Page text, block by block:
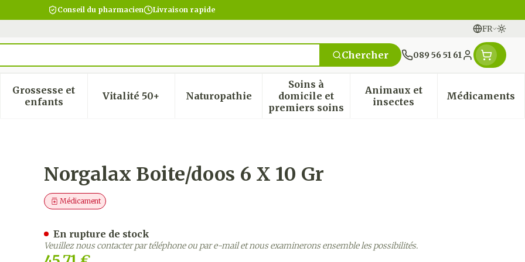
Conseil du pharmacien Livraison rapide
FR
Langues
Chercher 089 56 51 61
Menu client
catégorie Beauté, soins et hygiène
sous-menu pour la catégorie Régime, alimentation & vitamines
Grossesse et
enfantsAfficher le sous-menu pour la catégorie Grossesse et enfants
Vitalité 50+Afficher le sous-menu pour la catégorie Vitalité 50+
NaturopathieAfficher le sous-menu pour la catégorie Naturopathie
Soins à
domicile et
premiers soins
Afficher le sous-menu pour la catégorie
Animaux et
insectesAfficher le sous-menu
Médicaments
Afficher
Norgalax Boite/doos 6 X 10 Gr
Médicament
En rupture de stock
Veuillez nous contacter par téléphone ou par e-mail et nous examinerons ensemble les possibilités.